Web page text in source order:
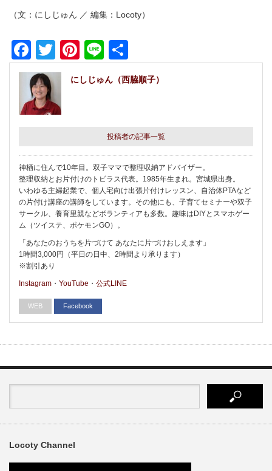
（文：にしじゅん ／ 編集：Locoty）
Facebook
TwitterPinterest
Line
有
にしじゅん（西脇順子）
投稿者の記事一覧
神栖に住んで10年目。双子ママで整理収納アドバイザー。
整理収納とお片付けのトビラス代表。1985年生まれ。宮城県出身。
いわゆる主婦起業で、個人宅向け出張片付けレッスン、自治体PTAなど
の片付け講座の講師をしています。その他にも、子育てセミナーや双子
サークル、養育里親などボランティアも多数。趣味はDIYとスマホゲー
ム（ツイステ、ポケモンGO）。
「あなたのおうちを片づけて あなたに片づけおしえます」
1時間3,000円（平日の日中、2時間より承ります）
※割引あり
Instagram ・ YouTube ・ 公式LINE
WEB Facebook
Locoty Channel